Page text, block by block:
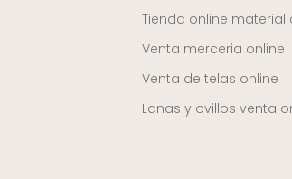
Tienda online material
Venta merceria online
Venta de telas online
Lanas y ovillos venta